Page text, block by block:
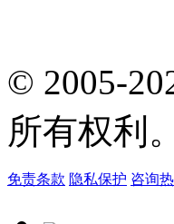
© 2005-
所有权利。
免责条款 隐私保护 咨询